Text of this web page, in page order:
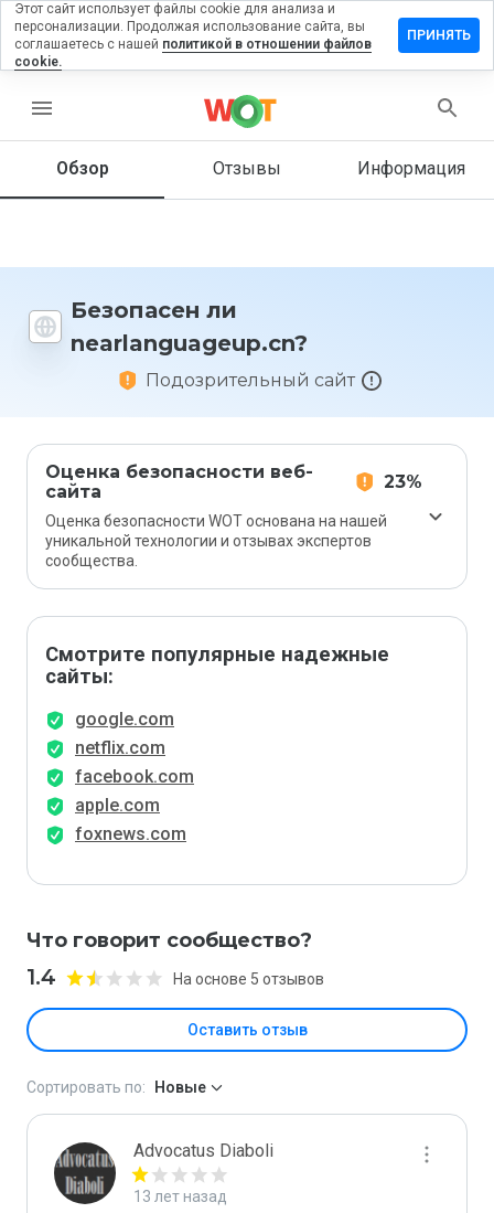
menu
Обзор Отзывы Информация
Безопасен ли
nearlanguageup.cn?
Подозрительный сайт
Оценка безопасности веб-
сайта
23%
Оценка безопасности WOT основана на нашей
уникальной технологии и отзывах экспертов
сообщества.
Смотрите популярные надежные
сайты:
google.com
netflix.com
facebook.com
apple.com
foxnews.com
Что говорит сообщество?
1.4 На основе 5 отзывов
Оставить отзыв
отзыв
Как бы
этот
1 до 5?
Сортировать по: Новые
Advocatus Diaboli
13 лет назад
Этот сайт использует файлы cookie для анализа и
персонализации. Продолжая использование сайта, вы
соглашаетесь с нашей политикой в отношении файлов
cookie.
ПРИНЯТЬ